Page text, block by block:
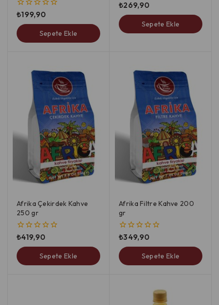
0
üzerinden
₺199,90
Sepete Ekle
0
üzerinden
₺269,90
Sepete Ekle
Afrika Çekirdek Kahve
250 gr
0
üzerinden
₺419,90
Sepete Ekle
Afrika Filtre Kahve 200
gr
0
üzerinden
₺349,90
Sepete Ekle